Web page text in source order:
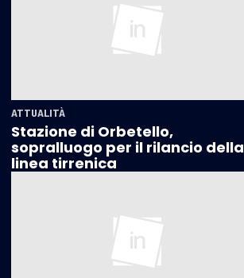
ATTUALITÀ
Stazione di Orbetello,
sopralluogo per il rilancio della
linea tirrenica